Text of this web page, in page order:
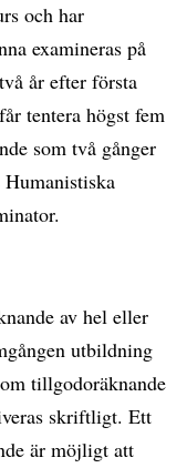
och har
examineras på
år efter första
tentera högst fem
som två gånger
av hel eller
utbildning
tillgodoräknande
skriftligt. Ett
är möjligt att